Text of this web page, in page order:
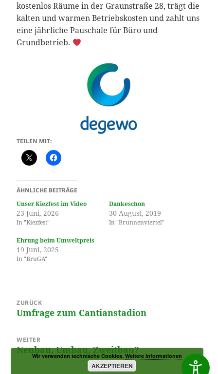
kostenlos Räume in der Graunstraße 28, trägt die
kalten und warmen Betriebskosten und zahlt uns
eine jährliche Pauschale für Büro und
Grundbetrieb.
TEILEN MIT:
ÄHNLICHE BEITRÄGE
Unser Kiezfest im Video
23 Juni, 2026
In "Kiezfest"
Dankeschön
30 August, 2019
In "Brunnenviertel"
Ehrung beim Umweltpreis
19 Juni, 2025
In "BruGA"
ZURÜCK
Vorheriger
Umfrage zum Cantianstadion
WEITER
Nächster
Neubau, Umbau, Zweitbau?
Wir verwenden technische Cookies.Weitere Informationen
AKZEPTIEREN